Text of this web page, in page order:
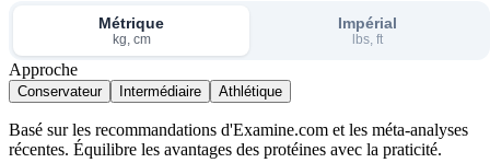
Métrique
kg, cm
Impérial
lbs, ft
Approche
Conservateur Intermédiaire Athlétique
Basé sur les recommandations d'Examine.com et les méta-analyses
récentes. Équilibre les avantages des protéines avec la praticité.